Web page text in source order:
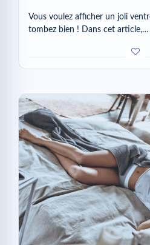
Vous voulez afficher un joli
tombez bien ! Dans cet article,…